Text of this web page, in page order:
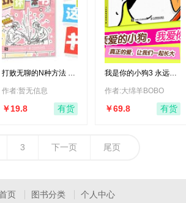
打败无聊的N种方法 玩
作者:暂无信息
￥19.8 有货
我是你的小狗3 永远等
品）
作者:大绵羊BOBO
￥69.8 有货
3 下一页 尾页
页 图书分类 个人中心